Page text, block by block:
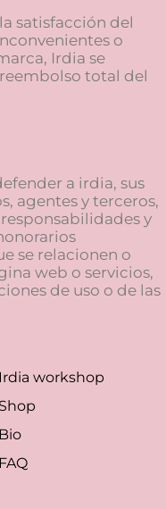
satisfacción del
o
Irdia se
total del
a irdia, sus
agentes y terceros,
y
se relacionen o
web o servicios,
de uso o de las
Irdia workshop
Shop
Bio
FAQ